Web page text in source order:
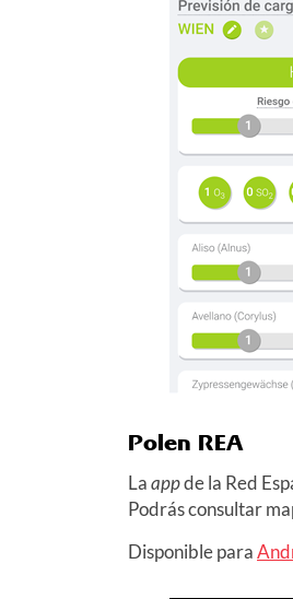
Polen REA
Laappde la Red
Podrás consultar
Disponible para